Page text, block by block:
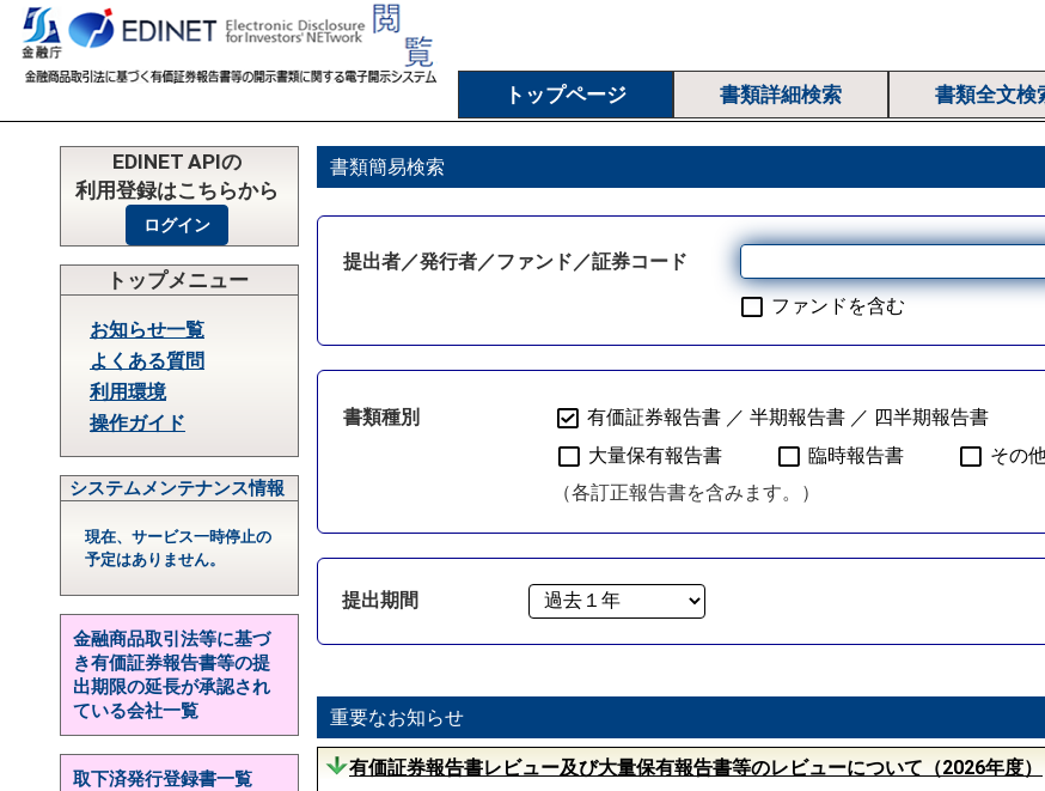
トップページ 書類詳細検索 書類全文検
EDINET APIの
利用登録はこちらから
トップメニュー
お知らせ一覧
よくある質問
利用環境
操作ガイド
システムメンテナンス情報
現在、サービス一時停止の
予定はありません。
金融商品取引法等に基づ
き有価証券報告書等の提
出期限の延長が承認され
ている会社一覧
取下済発行登録書一覧
書類簡易検索
提出者／発行者／ファンド／証券コード
ファンドを含む
書類種別
有価証券報告書 ／ 半期報告書 ／ 四半期報告書
大量保有報告書
臨時報告書
その
（各訂正報告書を含みます。）
提出期間
重要なお知らせ
有価証券報告書レビュー及び大量保有報告書等のレビューについて（2026年度）